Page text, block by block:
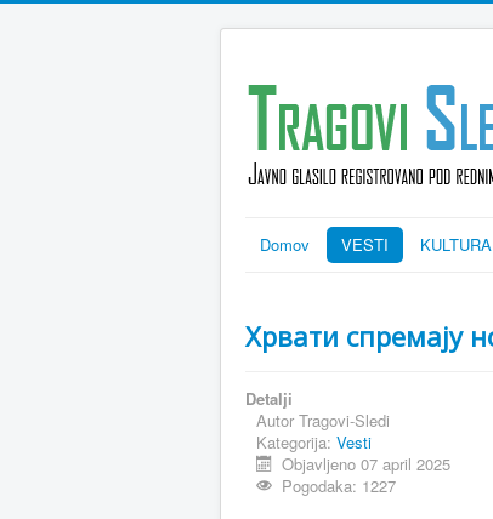
Domov VESTI KULTURA
Хрвати спремају
Detalji
Autor Tragovi-Sledi
Kategorija: Vesti
Objavljeno 07 april 2025
Pogodaka: 1227